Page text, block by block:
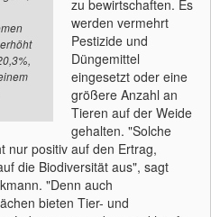
zu bewirtschaften. Es
werden vermehrt
Pestizide und
Düngemittel
eingesetzt oder eine
größere Anzahl an
Tieren auf der Weide
gehalten. "Solche
nur positiv auf den Ertrag,
die Biodiversität aus", sagt
"Denn auch
bieten Tier- und